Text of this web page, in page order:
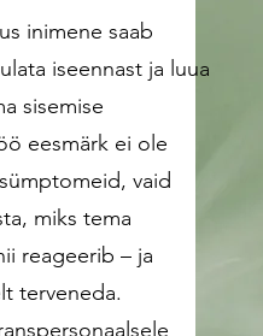
inimene saab
iseennast ja luua
sisemise
eesmärk ei ole
vaid
miks tema
reageerib – ja
terveneda.